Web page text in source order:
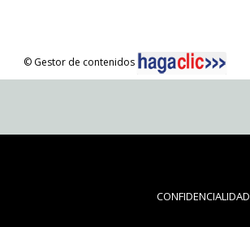
© Gestor de contenidos
CONFIDENCIALIDAD